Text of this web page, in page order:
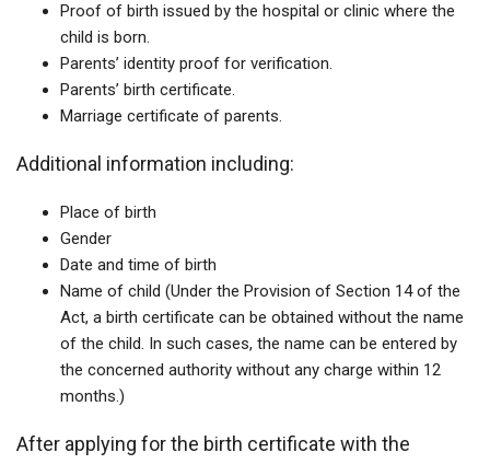
Proof of birth issued by the hospital or clinic where the
child is born.
Parents’ identity proof for verification.
Parents’ birth certificate.
Marriage certificate of parents.
Additional information including:
Place of birth
Gender
Date and time of birth
Name of child (Under the Provision of Section 14 of the
Act, a birth certificate can be obtained without the name
of the child. In such cases, the name can be entered by
the concerned authority without any charge within 12
months.)
After applying for the birth certificate with the